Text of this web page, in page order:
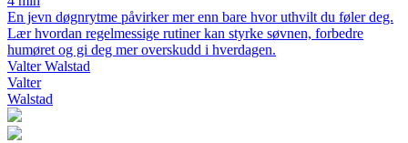
En jevn døgnrytme påvirker mer enn bare hvor uthvilt du føler deg.
Lær hvordan regelmessige rutiner kan styrke søvnen, forbedre
humøret og gi deg mer overskudd i hverdagen.
Valter Walstad
Valter
Walstad